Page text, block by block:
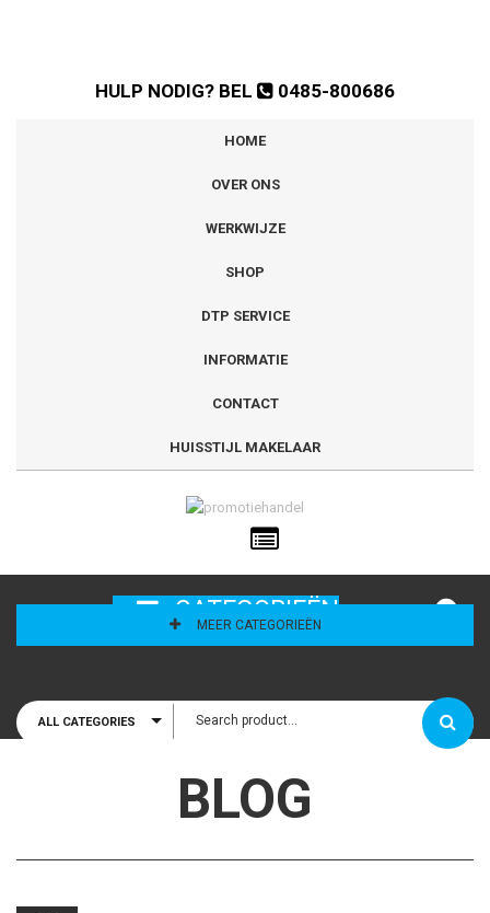
HULP NODIG? BEL 0485-800686
HOME
OVER ONS
WERKWIJZE
SHOP
DTP SERVICE
INFORMATIE
CONTACT
HUISSTIJL MAKELAAR
CATEGORIEËN
MEER CATEGORIEËN
ALL CATEGORIES
BLOG